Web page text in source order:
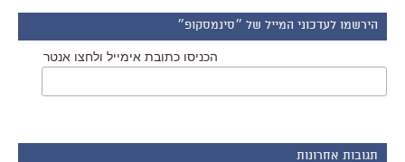
הירשמו לעדכוני המייל של ״סינמסקופ״
הכניסו כתובת אימייל ולחצו אנטר
תגובות אחרונות